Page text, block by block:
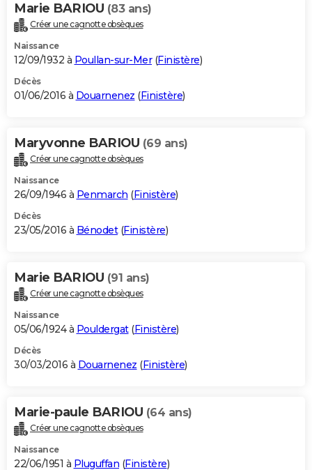
Marie BARIOU (83 ans)
Créer une cagnotte obsèques
Naissance
12/09/1932 à Poullan-sur-Mer(Finistère)
Décès
01/06/2016 à Douarnenez (Finistère)
Maryvonne BARIOU (69 ans)
Créer une cagnotte obsèques
Naissance
26/09/1946 à Penmarch (Finistère)
Décès
23/05/2016 à Bénodet(Finistère)
Marie BARIOU (91 ans)
Créer une cagnotte obsèques
Naissance
05/06/1924 à Pouldergat(Finistère)
Décès
30/03/2016 à Douarnenez (Finistère)
Marie-paule BARIOU (64 ans)
Créer une cagnotte obsèques
Naissance
22/06/1951 à Pluguffan (Finistère)